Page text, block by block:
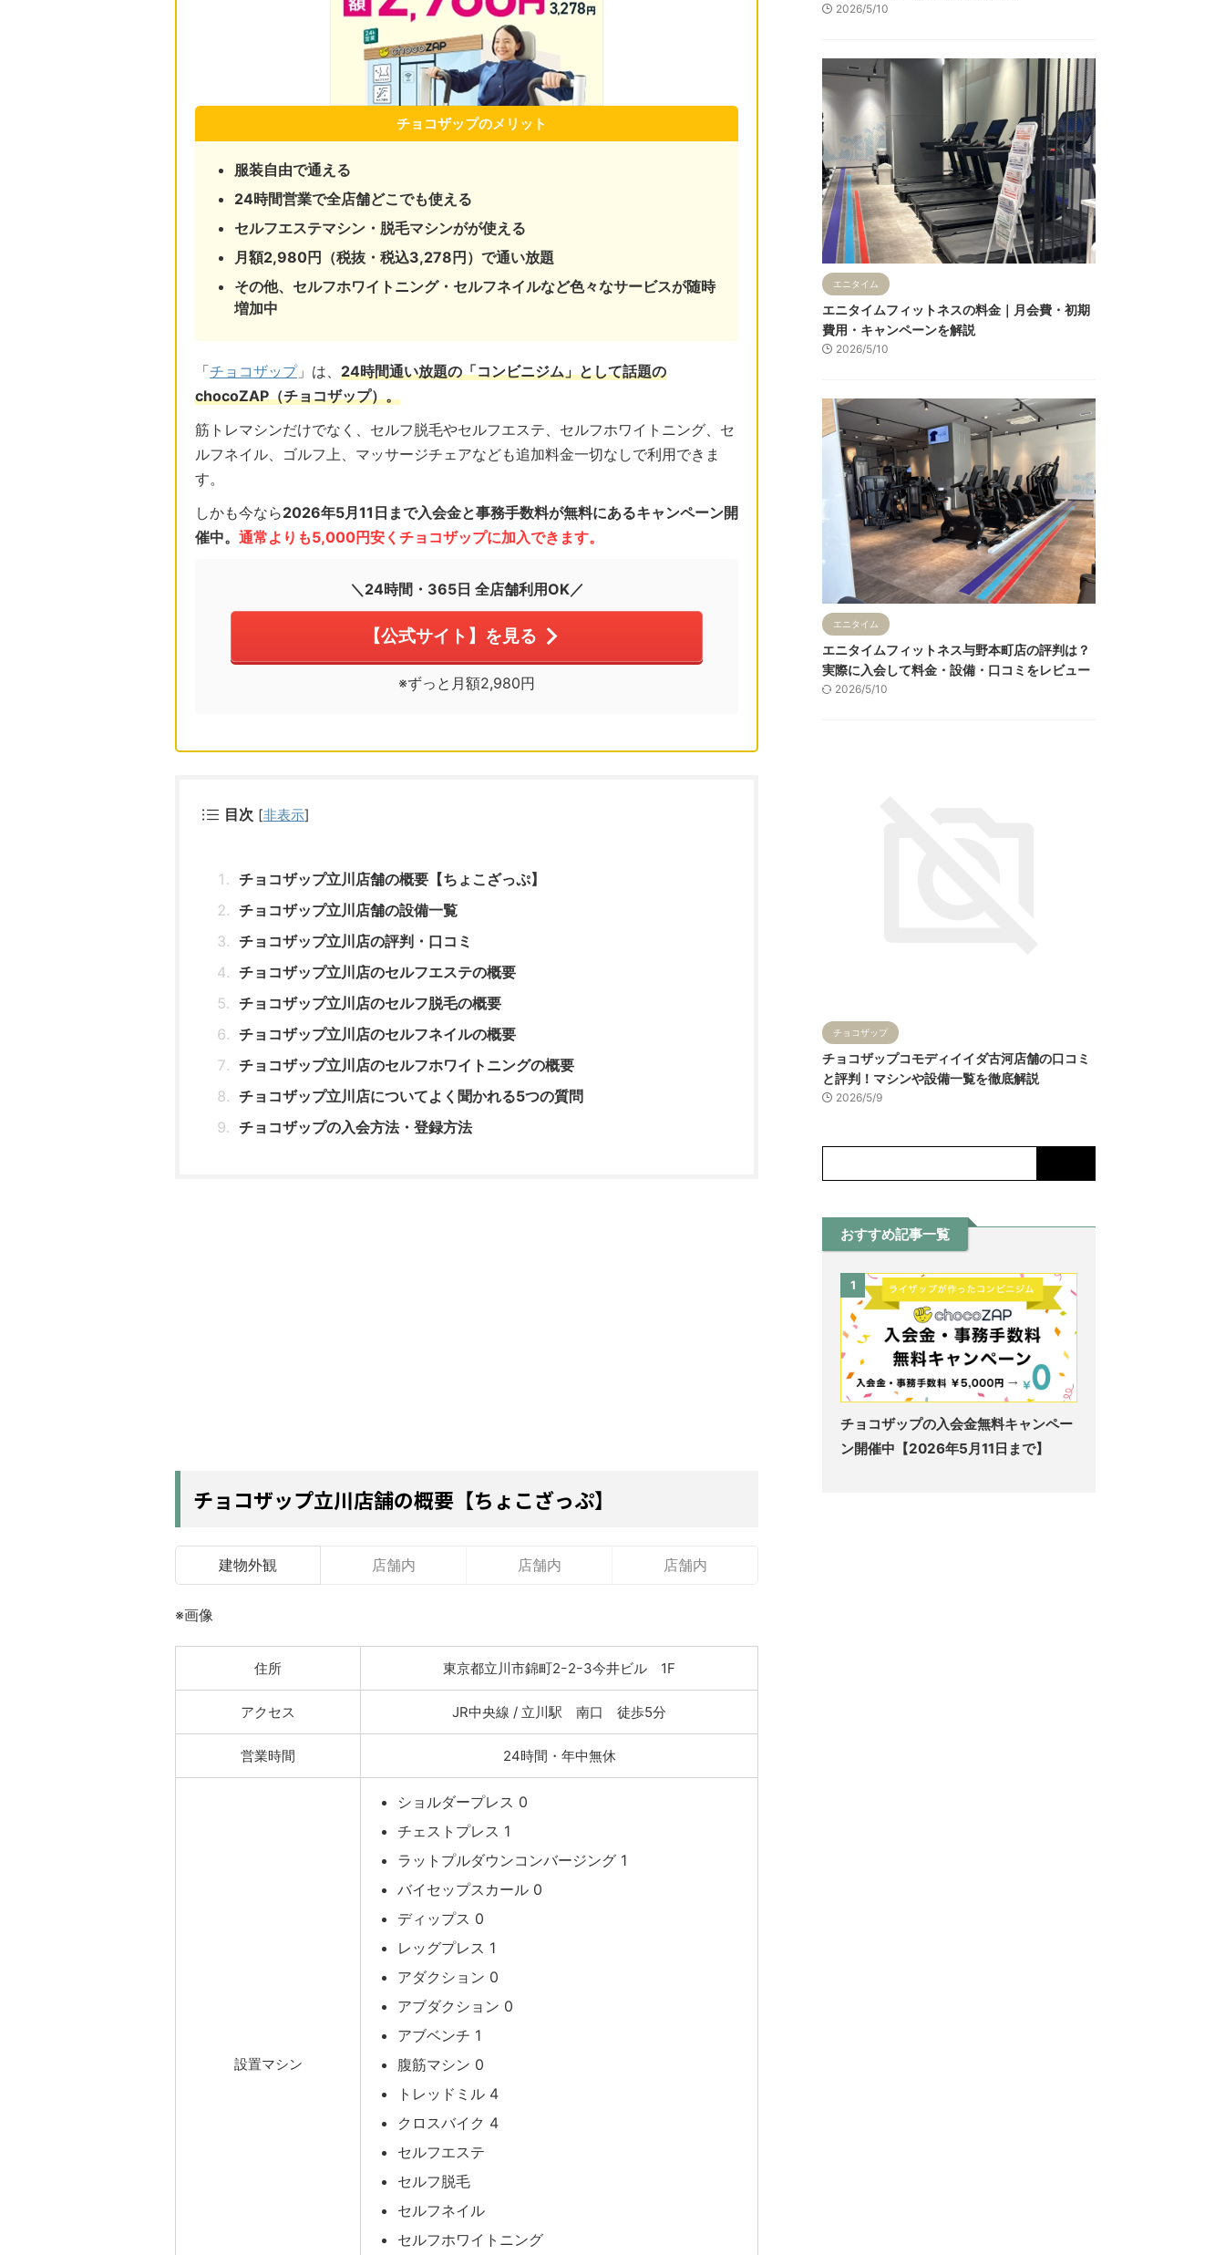
チョコザップのメリット
服装自由で通える
24時間営業で全店舗どこでも使える
セルフエステマシン・脱毛マシンがが使える
月額2,980円（税抜・税込3,278円）で通い放題
その他、セルフホワイトニング・セルフネイルなど色々なサービスが随時
増加中
「チョコザップ」は、 24時間通い放題の「コンビニジム」として話題の
chocoZAP（チョコザップ）。
筋トレマシンだけでなく、セルフ脱毛やセルフエステ、セルフホワイトニング、セ
ルフネイル、ゴルフ上、マッサージチェアなども追加料金一切なしで利用できま
す。
しかも今なら2026年5月11日まで入会金と事務手数料が無料にあるキャンペーン開
催中。 通常よりも5,000円安くチョコザップに加入できます。
＼24時間・365日 全店舗利用OK／
【公式サイト】を見る
※ずっと月額2,980円
目次 [非表示]
チョコザップ立川店舗の概要【ちょこざっぷ】
チョコザップ立川店舗の設備一覧
チョコザップ立川店の評判・口コミ
チョコザップ立川店のセルフエステの概要
チョコザップ立川店のセルフ脱毛の概要
チョコザップ立川店のセルフネイルの概要
チョコザップ立川店のセルフホワイトニングの概要
チョコザップ立川店についてよく聞かれる5つの質問
チョコザップの入会方法・登録方法
チョコザップ立川店舗の概要【ちょこざっぷ】
建物外観 店舗内 店舗内 店舗内
※画像
住所 東京都立川市錦町2ｰ2ｰ3今井ビル 1F
アクセス JR中央線 / 立川駅 南口 徒歩5分
営業時間 24時間・年中無休
設置マシン
ショルダープレス 0
チェストプレス 1
ラットプルダウンコンバージング 1
バイセップスカール 0
ディップス 0
レッグプレス 1
アダクション 0
アブダクション 0
アブベンチ 1
腹筋マシン 0
トレッドミル 4
クロスバイク 4
セルフエステ
セルフ脱毛
セルフネイル
セルフホワイトニング
2026/5/10
エニタイム
エニタイムフィットネスの料金｜月会費・初期
費用・キャンペーンを解説
2026/5/10
エニタイム
エニタイムフィットネス与野本町店の評判は？
実際に入会して料金・設備・口コミをレビュー
2026/5/10
チョコザップ
チョコザップコモディイイダ古河店舗の口コミ
と評判！マシンや設備一覧を徹底解説
2026/5/9
おすすめ記事一覧
1
チョコザップの入会金無料キャンペー
ン開催中【2026年5月11日まで】